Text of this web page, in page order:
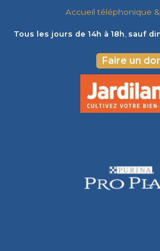
Accueil téléphonique
Tous les jours de 14h à 18h, sauf
Faire un